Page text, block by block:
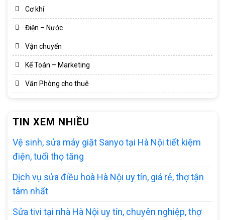
Cơ khí
Điện – Nước
Vận chuyển
Kế Toán – Marketing
Văn Phòng cho thuê
TIN XEM NHIỀU
Vệ sinh, sửa máy giặt Sanyo tại Hà Nội tiết kiệm
điện, tuổi thọ tăng
Dịch vụ sửa điều hoà Hà Nội uy tín, giá rẻ, thợ tận
tâm nhất
Sửa tivi tại nhà Hà Nội uy tín, chuyên nghiệp, thợ